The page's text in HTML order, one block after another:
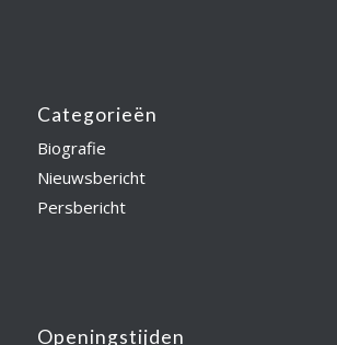
Categorieën
Biografie
Nieuwsbericht
Persbericht
Openingstijden